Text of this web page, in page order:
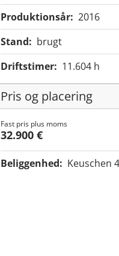
Produktionsår: 2016
Stand: brugt
Driftstimer: 11.604 h
Pris og placering
Fast pris plus moms
32.900 €
Beliggenhed: Keuschen